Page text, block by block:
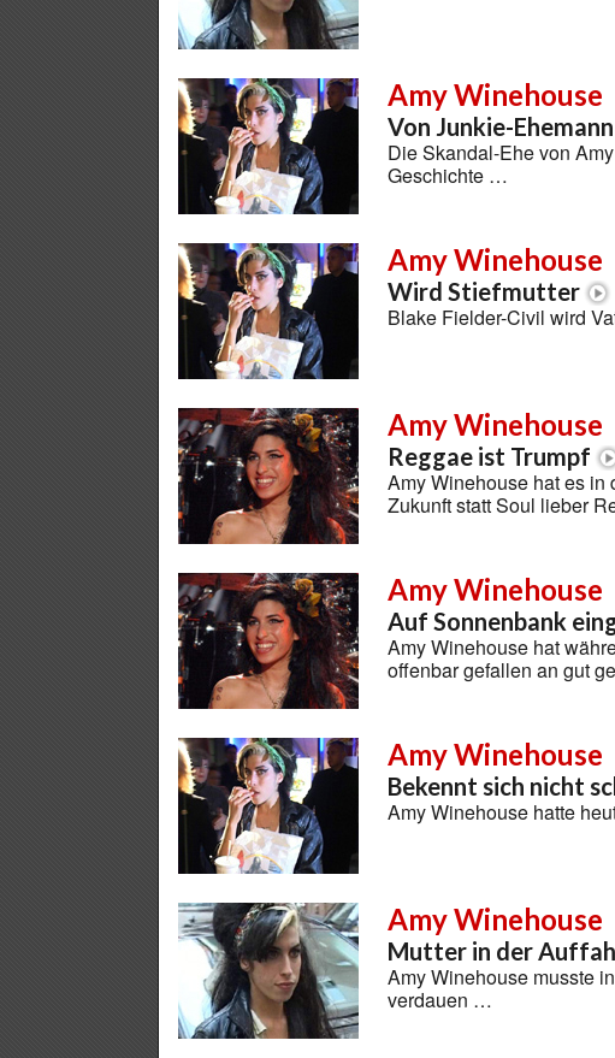
Amy Winehouse
Von Junkie-
Die Skandal-Ehe von
Geschichte …
Amy Winehouse
Wird Stiefmutter
Blake Fielder-Civil wird
Amy Winehouse
Reggae ist Trumpf
Amy Winehouse hat es in
Zukunft statt Soul lieber
Amy Winehouse
Auf Sonnenbank
Amy Winehouse hat
offenbar gefallen an gut
Amy Winehouse
Bekennt sich nicht
Amy Winehouse hatte
Amy Winehouse
Mutter in der
Amy Winehouse musste
verdauen …